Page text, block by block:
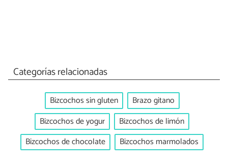
Categorías relacionadas
Bizcochos sin gluten
Brazo gitano
Bizcochos de yogur
Bizcochos de limón
Bizcochos de chocolate
Bizcochos marmolados